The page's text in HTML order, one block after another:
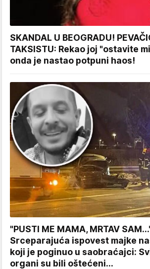
SKANDAL U BEOGRADU!
TAKSISTU: Rekao joj "ostavite
onda je nastao potpuni haos!
"PUSTI ME MAMA, MRTAV
Srceparajuća ispovest majke
koji je poginuo u saobraćajci:
organi su bili oštećeni...